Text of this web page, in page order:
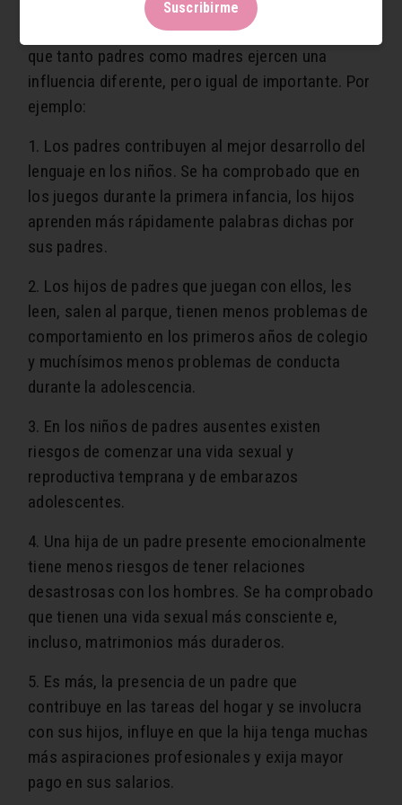
Pero, pese a esos conceptos, la ciencia asegura
que tanto padres como madres ejercen una
influencia diferente, pero igual de importante. Por
ejemplo:
1. Los padres contribuyen al mejor desarrollo del
lenguaje en los niños. Se ha comprobado que en
los juegos durante la primera infancia, los hijos
aprenden más rápidamente palabras dichas por
sus padres.
2. Los hijos de padres que juegan con ellos, les
leen, salen al parque, tienen menos problemas de
comportamiento en los primeros años de colegio
y muchísimos menos problemas de conducta
durante la adolescencia.
3. En los niños de padres ausentes existen
riesgos de comenzar una vida sexual y
reproductiva temprana y de embarazos
adolescentes.
4. Una hija de un padre presente emocionalmente
tiene menos riesgos de tener relaciones
desastrosas con los hombres. Se ha comprobado
que tienen una vida sexual más consciente e,
incluso, matrimonios más duraderos.
5. Es más, la presencia de un padre que
contribuye en las tareas del hogar y se involucra
con sus hijos, influye en que la hija tenga muchas
más aspiraciones profesionales y exija mayor
pago en sus salarios.
Suscribirme